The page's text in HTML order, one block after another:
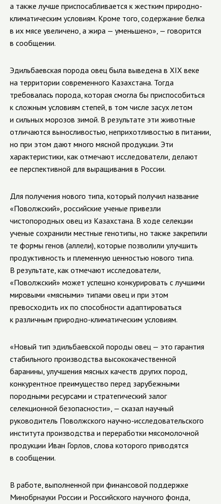
а также лучше приспосабливается к жестким природно-
климатическим условиям. Кроме того, содержание белка
в их мясе увеличено, а жира — уменьшено», — говорится
в сообщении.
Эдильбаевская порода овец была выведена в XIX веке
на территории современного Казахстана. Тогда
требовалась порода, которая смогла бы приспособиться
к сложным условиям степей, в том числе засух летом
и сильных морозов зимой. В результате эти животные
отличаются выносливостью, неприхотливостью в питании,
но при этом дают много мясной продукции. Эти
характеристики, как отмечают исследователи, делают
ее перспективной для выращивания в России.
Для получения нового типа, который получил название
«Поволжский», российские ученые привезли
чистопородных овец из Казахстана. В ходе селекции
ученые сохранили местные генотипы, но также закрепили
те формы генов (аллели), которые позволили улучшить
продуктивность и племенную ценностью нового типа.
В результате, как отмечают исследователи,
«Поволжский» может успешно конкурировать с лучшими
мировыми «мясными» типами овец и при этом
превосходить их по способности адаптироваться
к различным природно-климатическим условиям.
«Новый тип эдильбаевской породы овец — это гарантия
стабильного производства высококачественной
баранины, улучшения мясных качеств других пород,
конкурентное преимущество перед зарубежными
породными ресурсами и стратегический залог
селекционной безопасности», — сказал научный
руководитель Поволжского научно-исследовательского
института производства и переработки мясомолочной
продукции Иван Горлов, слова которого приводятся
в сообщении.
В работе, выполненной при финансовой поддержке
Минобрнауки России и Российского научного фонда,